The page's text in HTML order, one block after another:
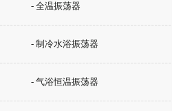
- 全温振荡器
- 制冷水浴振荡器
- 气浴恒温振荡器